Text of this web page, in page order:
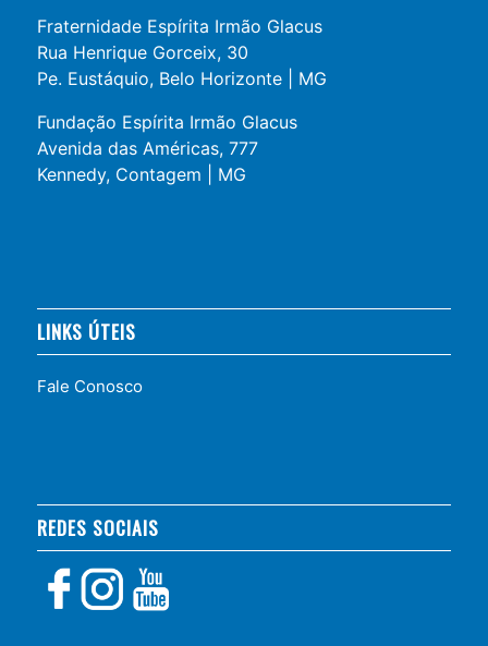
Fraternidade Espírita Irmão Glacus
Rua Henrique Gorceix, 30
Pe. Eustáquio, Belo Horizonte | MG
Fundação Espírita Irmão Glacus
Avenida das Américas, 777
Kennedy, Contagem | MG
LINKS ÚTEIS
Fale Conosco
REDES SOCIAIS